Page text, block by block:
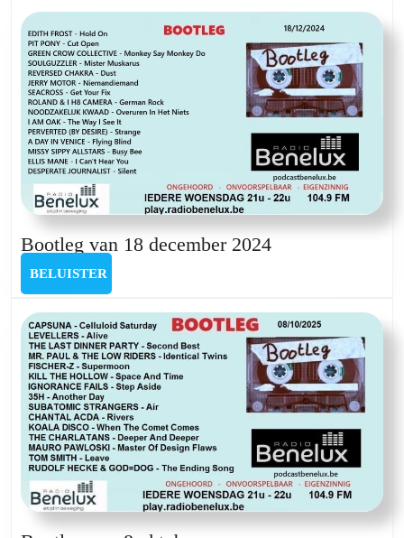
december
Bootleg van 18 december 2024Bootleg
december
2024
BELUISTER